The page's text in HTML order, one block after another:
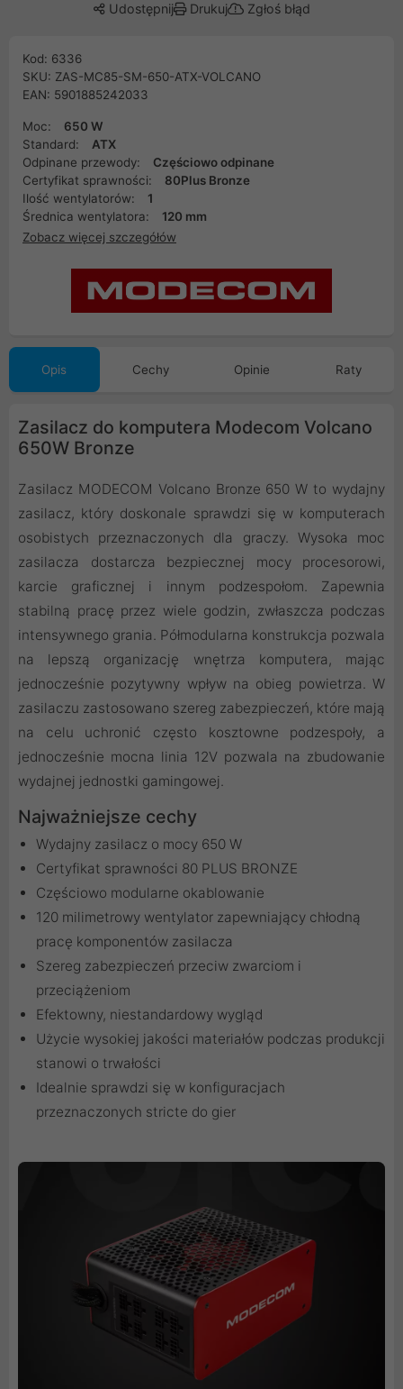
Udostępnij Drukuj Zgłoś błąd
Kod: 6336
SKU: ZAS-MC85-SM-650-ATX-VOLCANO
EAN: 5901885242033
Moc:
650 W
Standard:
ATX
Odpinane przewody:
Częściowo odpinane
Certyfikat sprawności:
80Plus Bronze
Ilość wentylatorów:
1
Średnica wentylatora:
120 mm
Zobacz więcej szczegółów
Opis Cechy Opinie Raty
Zasilacz do komputera Modecom Volcano
650W Bronze
Zasilacz MODECOM Volcano Bronze 650 W to wydajny
zasilacz, który doskonale sprawdzi się w komputerach
osobistych przeznaczonych dla graczy. Wysoka moc
zasilacza dostarcza bezpiecznej mocy procesorowi,
karcie graficznej i innym podzespołom. Zapewnia
stabilną pracę przez wiele godzin, zwłaszcza podczas
intensywnego grania. Półmodularna konstrukcja pozwala
na lepszą organizację wnętrza komputera, mając
jednocześnie pozytywny wpływ na obieg powietrza. W
zasilaczu zastosowano szereg zabezpieczeń, które mają
na celu uchronić często kosztowne podzespoły, a
jednocześnie mocna linia 12V pozwala na zbudowanie
wydajnej jednostki gamingowej.
Najważniejsze cechy
Wydajny zasilacz o mocy 650 W
Certyfikat sprawności 80 PLUS BRONZE
Częściowo modularne okablowanie
120 milimetrowy wentylator zapewniający chłodną
pracę komponentów zasilacza
Szereg zabezpieczeń przeciw zwarciom i
przeciążeniom
Efektowny, niestandardowy wygląd
Użycie wysokiej jakości materiałów podczas produkcji
stanowi o trwałości
Idealnie sprawdzi się w konfiguracjach
przeznaczonych stricte do gier